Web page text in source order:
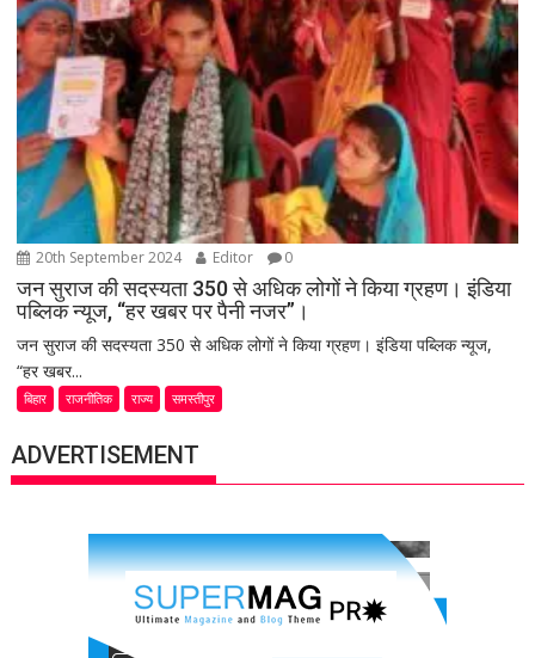
20th September 2024 Editor 0
जन सुराज की सदस्यता 350 से अधिक लोगों ने किया ग्रहण। इंडिया
पब्लिक न्यूज, “हर खबर पर पैनी नजर”।
जन सुराज की सदस्यता 350 से अधिक लोगों ने किया ग्रहण। इंडिया पब्लिक न्यूज,
“हर खबर...
बिहार राजनीतिक राज्य समस्तीपुर
ADVERTISEMENT